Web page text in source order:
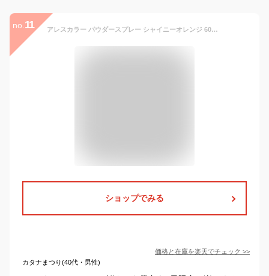
no. 11 アレスカラー パウダースプレー シャイニーオレンジ 60g ヘアカラー 1dayスプレー ヘアカラー カラースプレー ハロウィン コスプレ 学園祭 文化祭 パーティー 結婚式 忘年会 祭り ライブ LIVE パウダータイプ 市販 1日限定
ショップでみる
価格と在庫を楽天でチェック >>
カタナまつり(40代・男性)